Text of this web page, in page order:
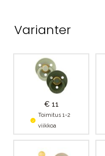
Varianter
€ 11
Toimitus 1-2
viikkoa